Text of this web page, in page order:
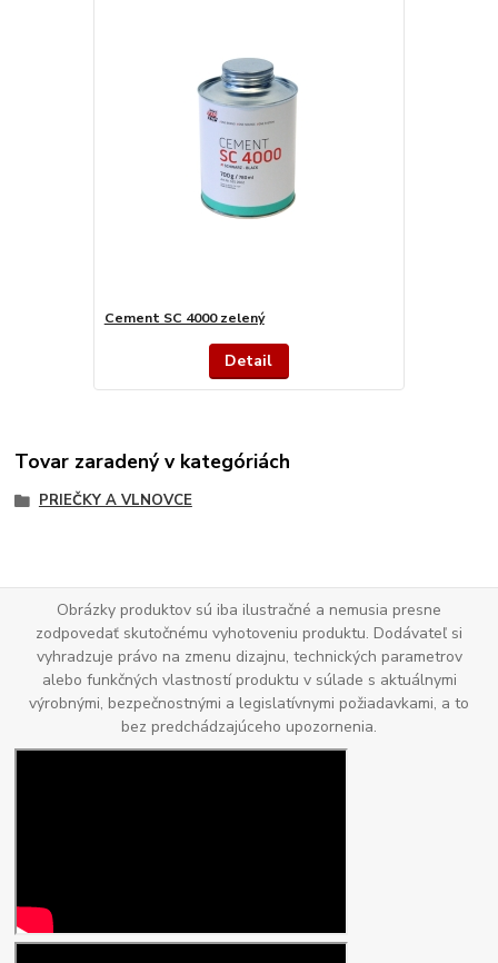
Cement SC 4000 zelený
Detail
Tovar zaradený v kategóriách
PRIEČKY A VLNOVCE
Obrázky produktov sú iba ilustračné a nemusia presne
zodpovedať skutočnému vyhotoveniu produktu. Dodávateľ si
vyhradzuje právo na zmenu dizajnu, technických parametrov
alebo funkčných vlastností produktu v súlade s aktuálnymi
výrobnými, bezpečnostnými a legislatívnymi požiadavkami, a to
bez predchádzajúceho upozornenia.